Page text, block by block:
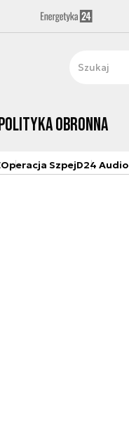
obronna
Operacja SzpejD24 Audio